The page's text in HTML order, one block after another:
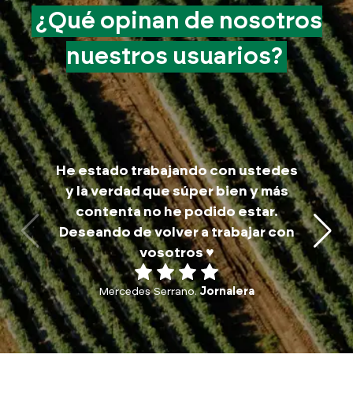
¿Qué opinan de nosotros
nuestros usuarios?
He estado trabajando con ustedes
y la verdad que súper bien y más
contenta no he podido estar.
Deseando de volver a trabajar con
vosotros ♥️
Mercedes Serrano.Jornalera